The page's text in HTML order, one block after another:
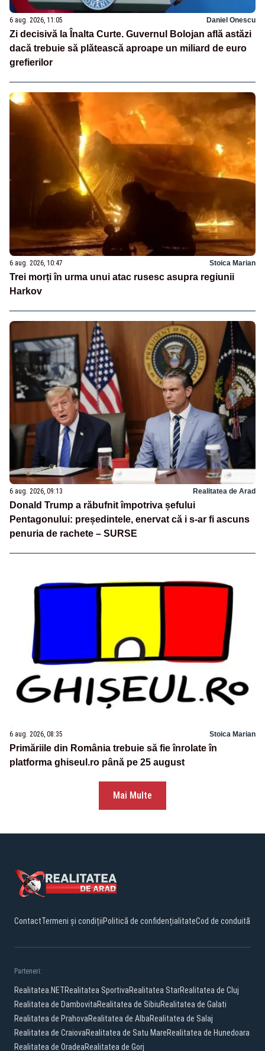
6 aug. 2026, 11:05 Daniel Onescu
Zi decisivă la Înalta Curte. Guvernul Bolojan află astăzi
dacă trebuie să plătească aproape un miliard de euro
grefierilor
6 aug. 2026, 10:47 Stoica Marian
Trei morți în urma unui atac rusesc asupra regiunii
Harkov
6 aug. 2026, 09:13 Realitatea de Arad
Donald Trump a răbufnit împotriva șefului
Pentagonului: președintele, enervat că i s-ar fi ascuns
penuria de rachete – SURSE
6 aug. 2026, 08:35 Stoica Marian
Primăriile din România trebuie să fie înrolate în
platforma ghiseul.ro până pe 25 august
Mai Multe
ContactTermeni și condițiiPolitică de confidențialitateCod de conduită
Parteneri:
Realitatea.NETRealitatea SportivaRealitatea StarRealitatea de Cluj
Realitatea de DambovitaRealitatea de SibiuRealitatea de Galati
Realitatea de PrahovaRealitatea de AlbaRealitatea de Salaj
Realitatea de CraiovaRealitatea de Satu MareRealitatea de Hunedoara
Realitatea de OradeaRealitatea de Gorj